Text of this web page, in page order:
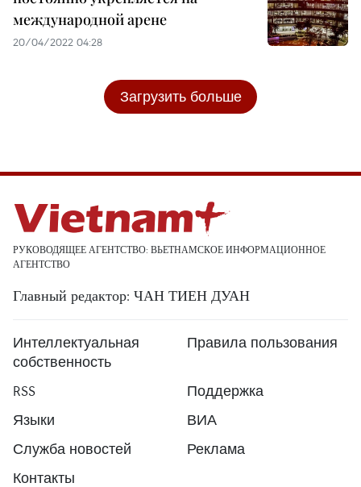
международной арене
20/04/2022 04:28
Загрузить больше
РУКОВОДЯЩЕЕ АГЕНТСТВО: ВЬЕТНАМСКОЕ ИНФОРМАЦИОННОЕ
АГЕНТСТВО
Главный редактор: ЧАН ТИЕН ДУАН
Интеллектуальная
собственность
Правила пользования
RSS
Поддержка
Языки
ВИА
Служба новостей
Реклама
Контакты